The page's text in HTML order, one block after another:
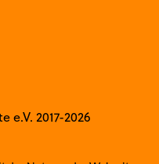
e.V. 2017-2026